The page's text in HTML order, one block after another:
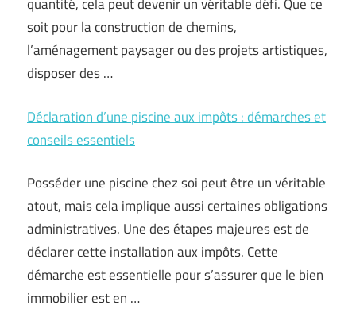
soit pour la construction de chemins,
l’aménagement paysager ou des projets artistiques,
disposer des …
Déclaration d’une piscine aux impôts : démarches et
conseils essentiels
Posséder une piscine chez soi peut être un véritable
atout, mais cela implique aussi certaines obligations
administratives. Une des étapes majeures est de
déclarer cette installation aux impôts. Cette
démarche est essentielle pour s’assurer que le bien
immobilier est en …